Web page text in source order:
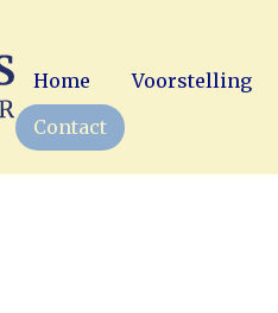
Home Voorstelling
Contact